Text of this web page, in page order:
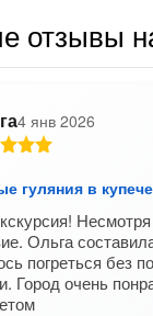
отзывы
4 янв 2026
гуляния в
Ольга
погреться без
Город очень